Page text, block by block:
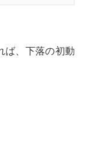
ば、下落の初動